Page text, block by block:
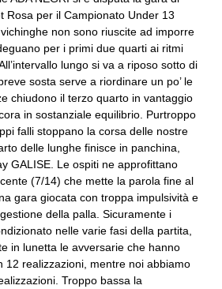
Rosa per il Campionato Under 13
non sono riuscite ad imporre
per i primi due quarti ai ritmi
lungo si va a riposo sotto di
sosta serve a riordinare un po’ le
chiudono il terzo quarto in vantaggio
in sostanziale equilibrio. Purtroppo
falli stoppano la corsa delle nostre
delle lunghe finisce in panchina,
GALISE. Le ospiti ne approfittano
(7/14) che mette la parola fine al
gara giocata con troppa impulsività e
della palla. Sicuramente i
nelle varie fasi della partita,
in lunetta le avversarie che hanno
12 realizzazioni, mentre noi abbiamo
Troppo bassa la